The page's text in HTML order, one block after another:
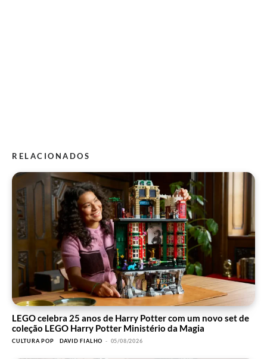
RELACIONADOS
LEGO celebra 25 anos de Harry Potter com um novo set de
coleção LEGO Harry Potter Ministério da Magia
CULTURA POP DAVID FIALHO - 05/08/2026